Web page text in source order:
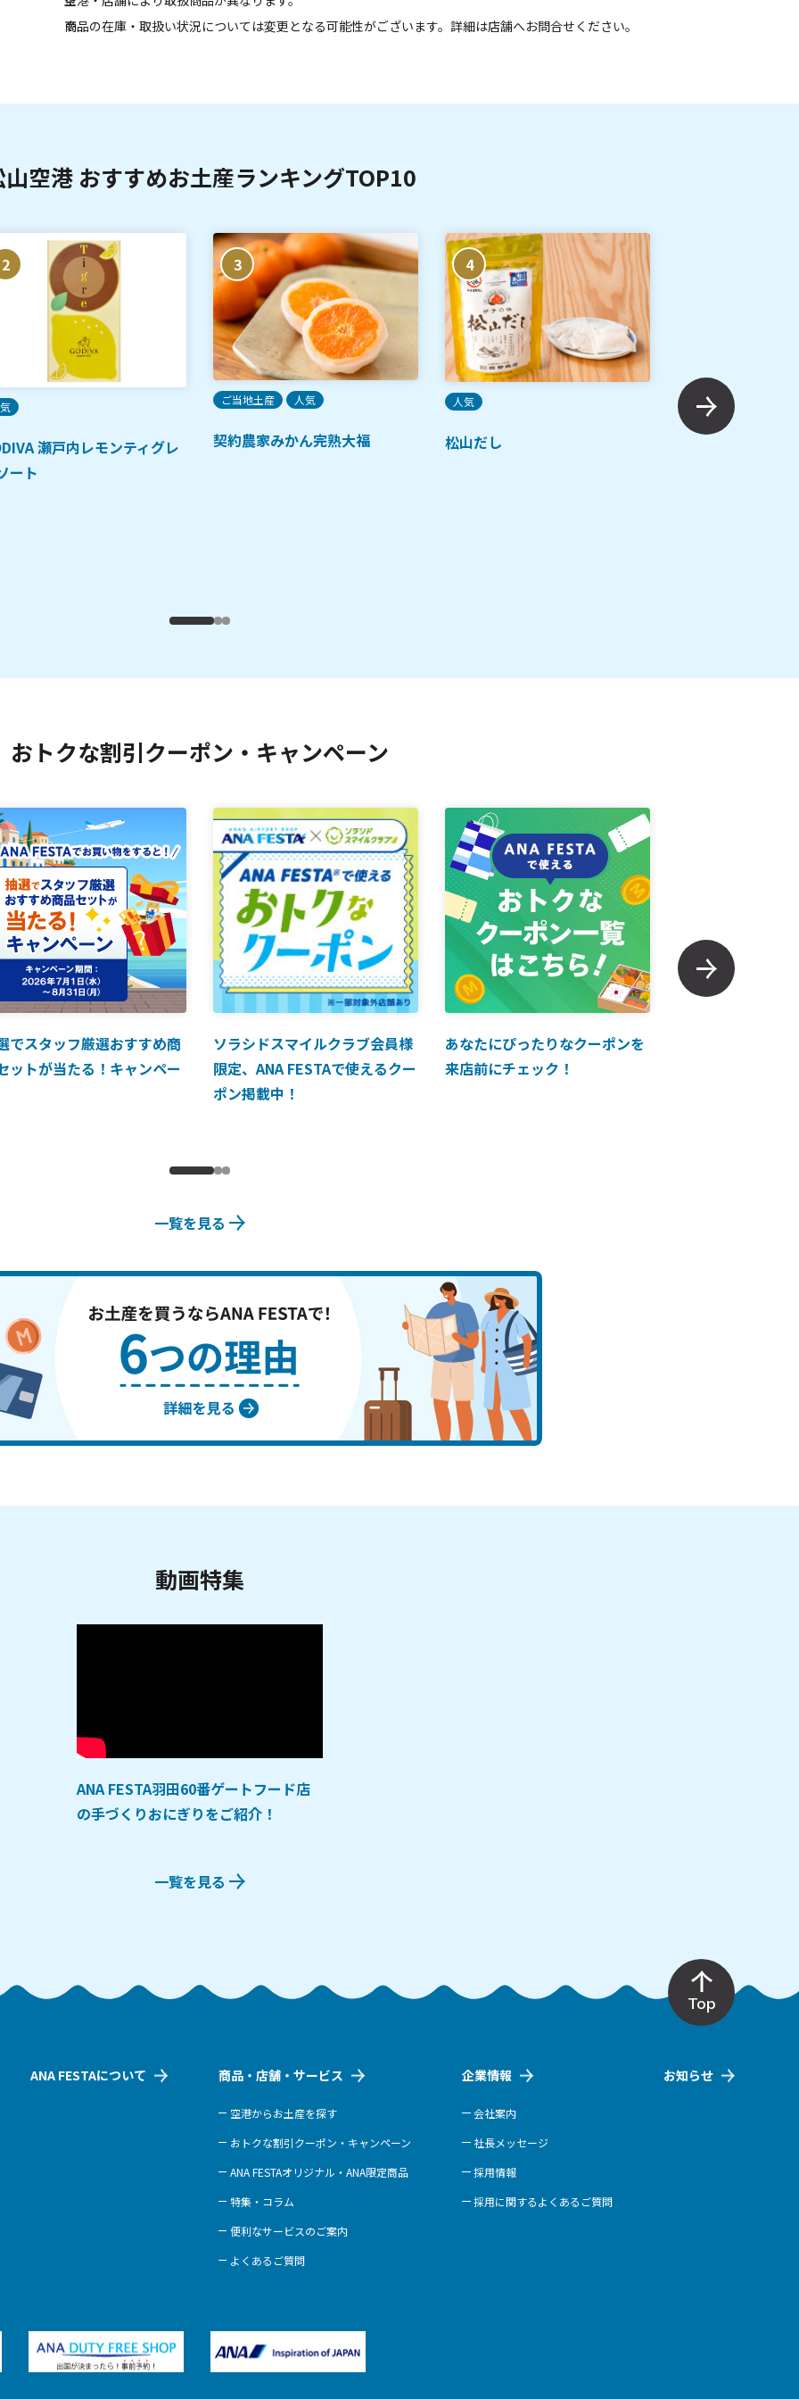
商品の在庫・取扱い状況については変更となる可能性がございます。詳細は店舗へお問合せください。
空港 おすすめお土産ランキングTOP10
2
瀬戸内レモンティグレ
ート
3
ご当地土産 人気
契約農家みかん完熟大福
4
人気
松山だし
ご当地土産
炊き込みごはんの
おトクな割引クーポン・キャンペーン
でスタッフ厳選おすすめ商
ットが当たる！キャンペー
ソラシドスマイルクラブ会員様
限定、ANA FESTAで使えるクー
ポン掲載中！
あなたにぴったりなクーポンを
来店前にチェック！
一覧を見る
動画特集
ANA FESTA羽田60番ゲートフード店
の手づくりおにぎりをご紹介！
一覧を見る
Top
ANA FESTAについて 商品・店舗・サービス
空港からお土産を探す
おトクな割引クーポン・キャンペーン
ANA FESTAオリジナル・ANA限定商品
特集・コラム
便利なサービスのご案内
よくあるご質問
企業情報
会社案内
社長メッセージ
採用情報
採用に関するよくあるご質問
お知らせ